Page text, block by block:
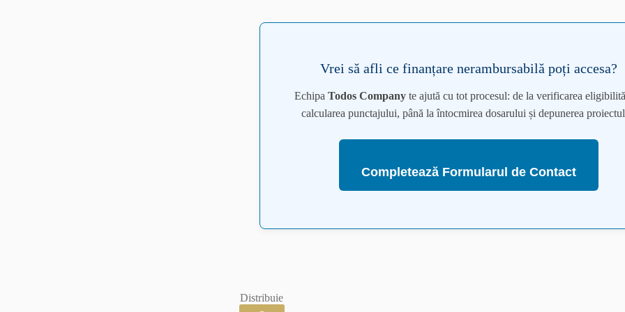
Vrei să afli ce finanțare nerambursabilă poți accesa?
Echipa Todos Companyte ajută cu tot procesul: de la verificarea
calcularea punctajului, până la întocmirea dosarului și depunerea
Completează Formularul de Contact
Distribuie